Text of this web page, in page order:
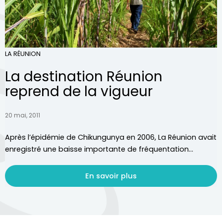
LA RÉUNION
La destination Réunion
reprend de la vigueur
20 mai, 2011
Après l’épidémie de Chikungunya en 2006, La Réunion avait
enregistré une baisse importante de fréquentation...
En savoir plus